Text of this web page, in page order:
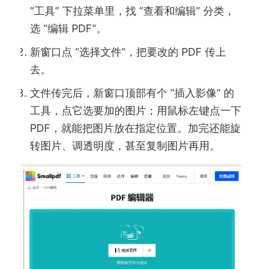
“工具” 下拉菜单里，找 “查看和编辑” 分类，
选 “编辑 PDF”。
新窗口点 “选择文件”，把要改的 PDF 传上
去。
文件传完后，新窗口顶部有个 “插入影像” 的
工具，点它选要加的图片；用鼠标左键点一下
PDF，就能把图片放在指定位置。加完还能旋
转图片、调透明度，甚至复制图片再用。